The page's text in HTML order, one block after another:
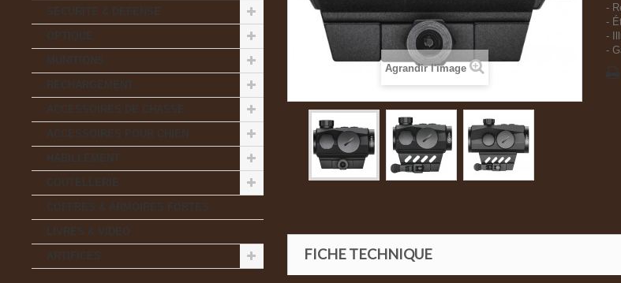
SECURITE & DEFENSE
MUNITIONS
RECHARGEMENT
ACCESSOIRES DE CHASSE
ACCESSOIRES POUR CHIEN
HABILLEMENT
COUTELLERIE
COFFRES & ARMOIRES FORTES
LIVRES & VIDEO
ARTIFICES
Agrandir l'image
-
-
-
-
FICHE TECHNIQUE